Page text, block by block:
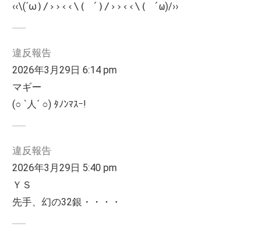
‹‹\(´ω )/››‹‹\( ´)/››‹‹\( ´ω)/››
違反報告
2026年3月29日 6:14 pm
マギー
(○︎ `人´ ○︎) ﾀﾉﾝﾏｽｰ!
違反報告
2026年3月29日 5:40 pm
ＹＳ
先手、幻の32銀・・・・